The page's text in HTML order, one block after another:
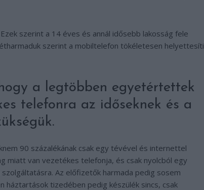
szerint a 14 éves és annál idősebb lakosság fele
szerint a mobiltelefon tökéletesen helyettesíti
a legtöbben egyetértettek
telefonra az időseknek és a
90 százalékának csak egy tévével és internettel
miatt van vezetékes telefonja, és csak nyolcból egy
Az előfizetők harmada pedig sosem
háztartások tizedében pedig készülék sincs, csak